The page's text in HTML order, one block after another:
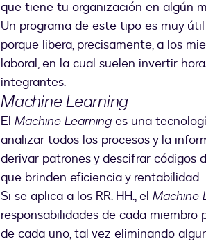
que tiene tu organización en algún
Un programa de este tipo es muy
porque libera, precisamente, a los
laboral, en la cual suelen invertir
integrantes.
Machine Learning
El Machine Learning es una
analizar todos los procesos y la
derivar patrones y descifrar códigos
que brinden eficiencia y rentabilidad.
Si se aplica a los RR. HH., el Machine
responsabilidades de cada
de cada uno, tal vez eliminando